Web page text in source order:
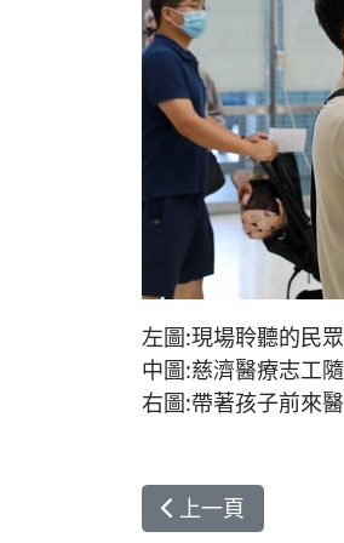
左圖:現場聆聽的民
中圖:慈濟醫療志工
右圖:帶著孩子前來
上一篇文章: 花蓮
上一頁